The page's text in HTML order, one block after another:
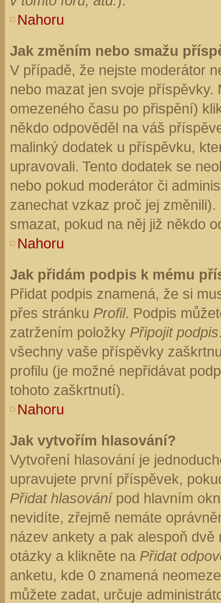
Nahoru
Jak změním nebo smažu
V případě, že nejste moderátor
nebo mazat jen svoje
omezeného času po přispění)
někdo odpověděl na váš
malinký dodatek u příspěvku,
upravovali. Tento dodatek se
nebo pokud moderátor či
zanechat vzkaz proč jej
smazat, pokud na něj již někdo
Nahoru
Jak přidám podpis k mému
Přidat podpis znamená, že si
přes stránku Profil. Podpis
zatržením položky Připojit podpis
všechny vaše příspěvky
profilu (je možné nepřidávat
tohoto zaškrtnutí).
Nahoru
Jak vytvořím hlasování?
Vytvoření hlasování je
upravujete první příspěvek,
Přidat hlasovánípod hlavním
nevidíte, zřejmě nemáte
název ankety a pak alespoň
otázky a klikněte na Přidat
anketu, kde 0 znamená
můžete zadat, určuje